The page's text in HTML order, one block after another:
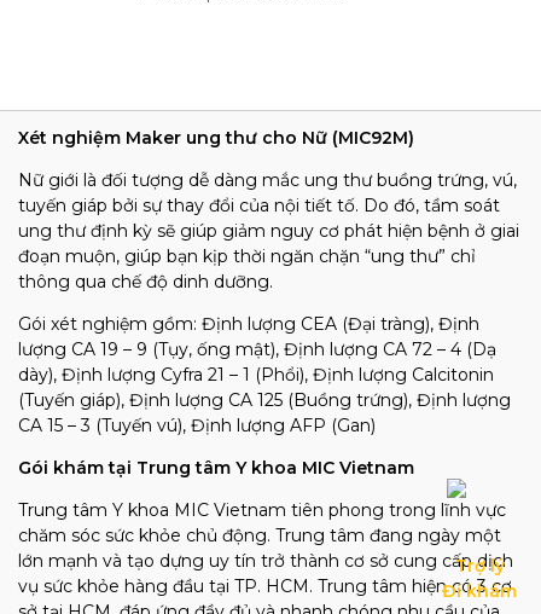
Xét nghiệm Maker ung thư cho Nữ (MIC92M)
Nữ giới là đối tượng dễ dàng mắc ung thư buồng trứng, vú,
tuyến giáp bởi sự thay đổi của nội tiết tố. Do đó, tầm soát
ung thư định kỳ sẽ giúp giảm nguy cơ phát hiện bệnh ở giai
đoạn muộn, giúp bạn kịp thời ngăn chặn “ung thư” chỉ
thông qua chế độ dinh dưỡng.
Gói xét nghiệm gồm: Định lượng CEA (Đại tràng), Định
lượng CA 19 – 9 (Tụy, ống mật), Định lượng CA 72 – 4 (Dạ
dày), Định lượng Cyfra 21 – 1 (Phổi), Định lượng Calcitonin
(Tuyến giáp), Định lượng CA 125 (Buồng trứng), Định lượng
CA 15 – 3 (Tuyến vú), Định lượng AFP (Gan)
Gói khám tại Trung tâm Y khoa MIC Vietnam
Trung tâm Y khoa MIC Vietnam tiên phong trong lĩnh vực
chăm sóc sức khỏe chủ động. Trung tâm đang ngày một
lớn mạnh và tạo dựng uy tín trở thành cơ sở cung cấp dịch
vụ sức khỏe hàng đầu tại TP. HCM. Trung tâm hiện có 3 cơ
Trợ lý
Đi khám